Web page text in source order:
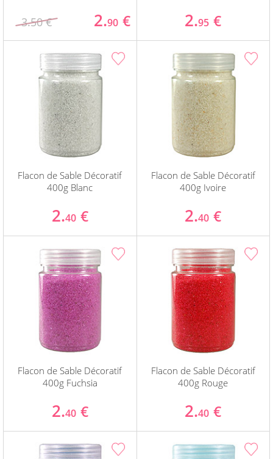
3.50 € 2.90 € 2.95 €
Flacon de Sable Décoratif
400g Blanc
2.40 €
Flacon de Sable Décoratif
400g Ivoire
2.40 €
Flacon de Sable Décoratif
400g Fuchsia
2.40 €
Flacon de Sable Décoratif
400g Rouge
2.40 €